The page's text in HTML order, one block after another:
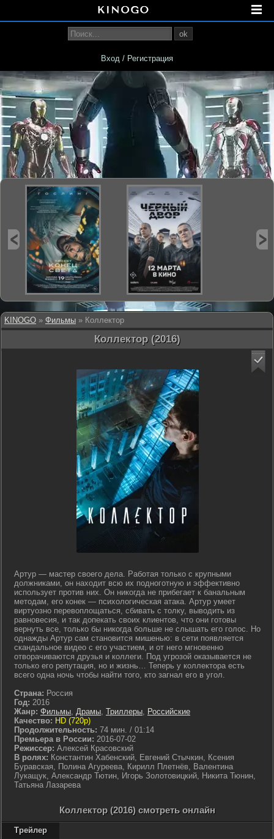
KINOGO » Фильмы » Коллектор
Коллектор (2016)
Артур — мастер своего дела. Работая только с крупными
должниками, он находит всю их подноготную и эффективно
использует против них. Он никогда не прибегает к банальным
методам, его конек — психологическая атака. Артур умеет
виртуозно перевоплощаться, сбивать с толку, выводить из
равновесия, и так допекать своих клиентов, что они готовы
вернуть все, только бы никогда больше не слышать его голос. Но
однажды Артур сам становится мишенью: в сети появляется
скандальное видео с его участием, и от него мгновенно
отворачиваются друзья и коллеги. Под угрозой оказывается не
только его репутация, но и жизнь… Теперь у коллектора есть
всего одна ночь чтобы найти того, кто загнал его в угол.
Страна: Россия
Год: 2016
Жанр: Фильмы, Драмы, Триллеры, Российские
Качество: HD (720p)
Продолжительность: 74 мин. / 01:14
Премьера в России: 2016-07-02
Режиссер: Алексей Красовский
В ролях: Константин Хабенский, Евгений Стычкин, Ксения
Буравская, Полина Агуреева, Кирилл Плетнёв, Валентина
Лукащук, Александр Тютин, Игорь Золотовицкий, Никита Тюнин,
Татьяна Лазарева
Коллектор (2016) смотреть онлайн
Трейлер
ok
Вход / Регистрация